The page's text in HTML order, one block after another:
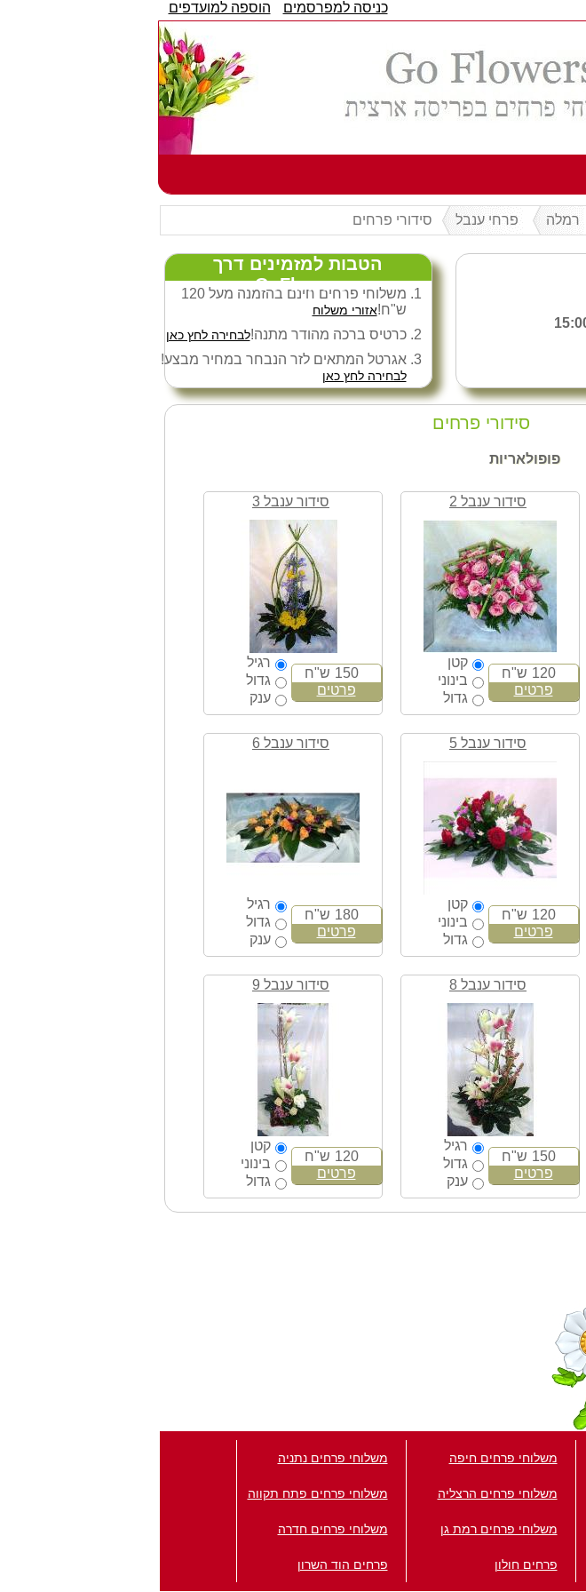
כניסה למפרסמים הוספה למועדפים
רמלה פרחי ענבל סידורי פרחים
הטבות למזמינים דרך
GoFlowers:
משלוחי פרחים חינם בהזמנה מעל 120
ש"ח!אזורי משלוח
כרטיס ברכה מהודר מתנה!לבחירה לחץ כאן
אגרטל המתאים לזר הנבחר במחיר מבצע!
לבחירה לחץ כאן
סידורי פרחים
פופולאריות
סידור ענבל 2
קטן
בינוני
גדול
120 ש"ח
פרטים
סידור ענבל 3
רגיל
גדול
ענק
150 ש"ח
פרטים
סידור ענבל 5
קטן
בינוני
גדול
120 ש"ח
פרטים
סידור ענבל 6
רגיל
גדול
ענק
180 ש"ח
פרטים
סידור ענבל 8
רגיל
גדול
ענק
150 ש"ח
פרטים
סידור ענבל 9
קטן
בינוני
גדול
120 ש"ח
פרטים
משלוחי פרחים חיפה משלוחי פרחים נתניה
משלוחי פרחים הרצליה משלוחי פרחים פתח תקווה
משלוחי פרחים רמת גן משלוחי פרחים חדרה
פרחים חולון פרחים הוד השרון